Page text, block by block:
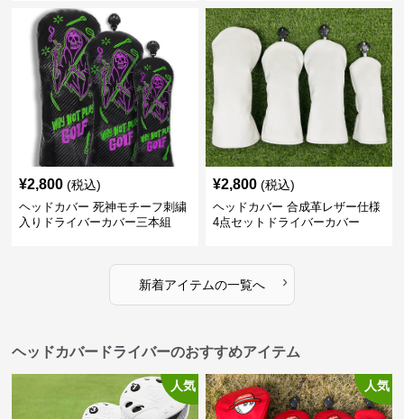
¥2,800 (税込)
ヘッドカバー 死神モチーフ刺繍
入りドライバーカバー三本組
¥2,800 (税込)
ヘッドカバー 合成革レザー仕様
4点セットドライバーカバー
新着アイテムの一覧へ ›
ヘッドカバードライバーのおすすめアイテム
人気 人気